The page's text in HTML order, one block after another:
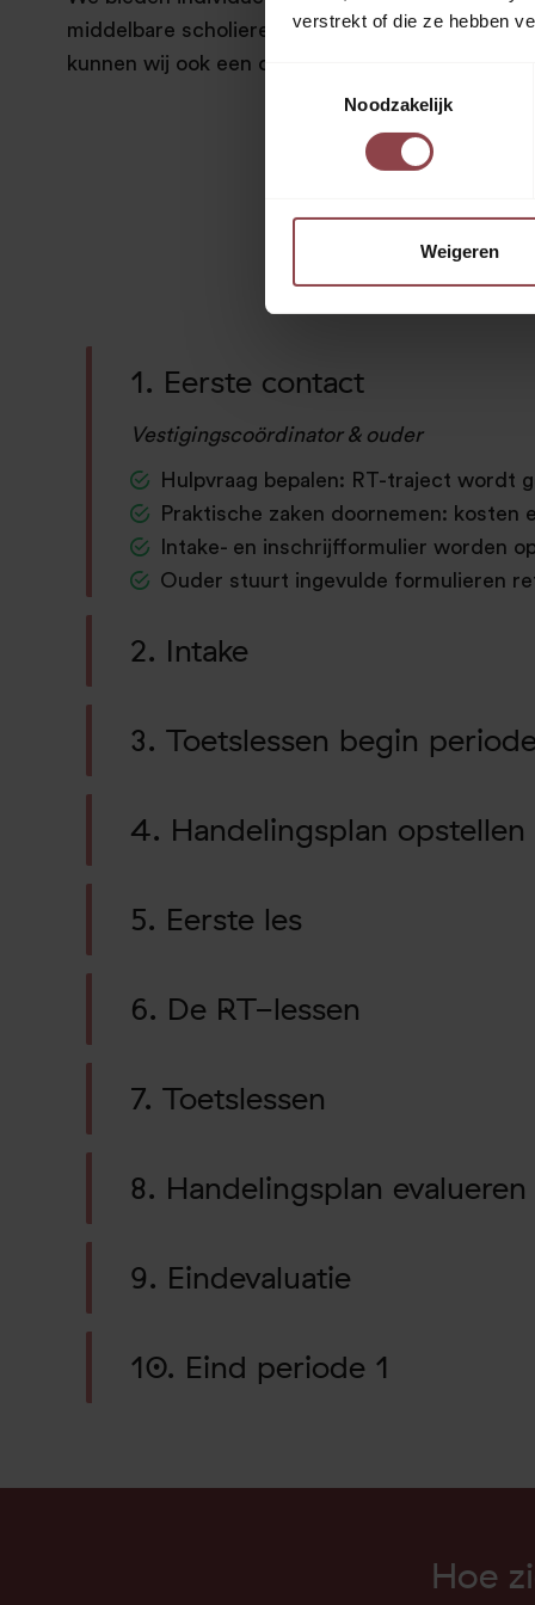
verstrekt of die ze hebben
Toestemmingsselectie
Noodzakelijk
Weigeren
middelbare scholieren en, indien gewenst, in
kunnen wij ook een online remedial teaching
Het
1. Eerste contact
Vestigingscoördinator & ouder
Hulpvraag bepalen: RT-traject wordt
Praktische zaken doornemen: kosten
Intake- en inschrijfformulier worden
Ouder stuurt ingevulde formulieren
2. Intake
3. Toetslessen begin
4. Handelingsplan opstellen
5. Eerste les
6. De RT-lessen
7. Toetslessen
8. Handelingsplan evalueren
9. Eindevaluatie
10. Eind periode 1
Hoe